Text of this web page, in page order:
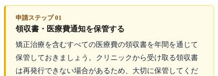
申請ステップ 01
領収書・医療費通知を保管する
矯正治療を含むすべての医療費の領収書を年間を通じて
保管しておきましょう。クリニックから受け取る領収書
は再発行できない場合があるため、大切に保管してくだ